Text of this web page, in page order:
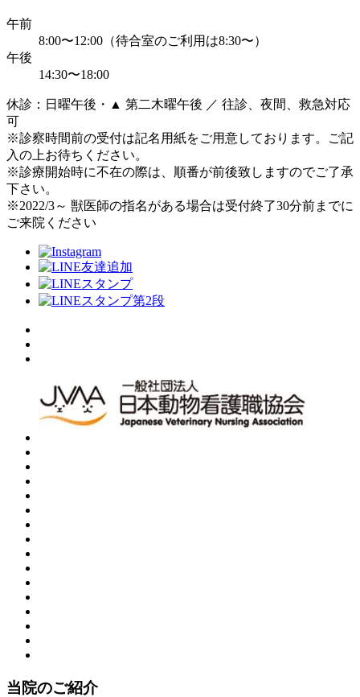
午前
8:00〜12:00（待合室のご利用は8:30〜）
午後
14:30〜18:00
休診：日曜午後・▲ 第二木曜午後 ／ 往診、夜間、救急対応
可
※診察時間前の受付は記名用紙をご用意しております。ご記
入の上お待ちください。
※診療開始時に不在の際は、順番が前後致しますのでご了承
下さい。
※2022/3～ 獣医師の指名がある場合は受付終了30分前までに
ご来院ください
当院のご紹介